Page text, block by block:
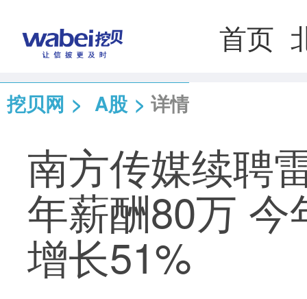
首页
挖贝网 > A股 > 详情
南方传媒续聘
年薪酬80万
增长51%